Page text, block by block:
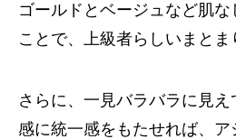
ゴールドとベージュなど肌
ことで、上級者らしいまとま
さらに、一見バラバラに見
感に統一感をもたせれば、ア